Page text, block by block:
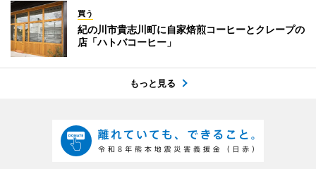
買う
紀の川市貴志川町に自家焙煎コーヒーとクレープの
店「ハトバコーヒー」
もっと見る